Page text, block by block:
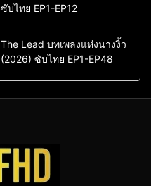
Comedy
Drama
ซีรี่ย์เกาหลีซับไทย
ซับไทย EP1-EP12
Drama
ซีรี่ย์จีน
ซีรี่ย์จีนซับไทย
The Lead บทเพลงแห่งนางงิ้ว
(2026) ซับไทย EP1-EP48